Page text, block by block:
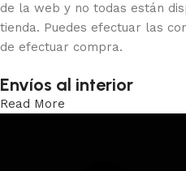
de la web y no todas están
tienda. Puedes efectuar las
de efectuar compra.
Envíos al interior
Read More